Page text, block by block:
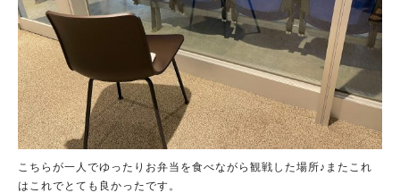
こちらが一人でゆったりお弁当を食べながら観戦した場所♪またこれ
はこれでとても良かったです。